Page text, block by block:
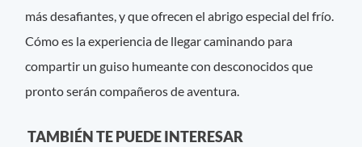
más desafiantes, y que ofrecen el abrigo especial del frío.
Cómo es la experiencia de llegar caminando para
compartir un guiso humeante con desconocidos que
pronto serán compañeros de aventura.
TAMBIÉN TE PUEDE INTERESAR